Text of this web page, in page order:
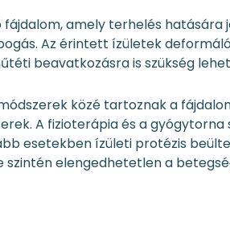
amely terhelés hatására
Az érintett ízületek
beavatkozásra is szükség
közé tartoznak a
A fizioterápia és a
esetekben ízületi protézis
elengedhetetlen a